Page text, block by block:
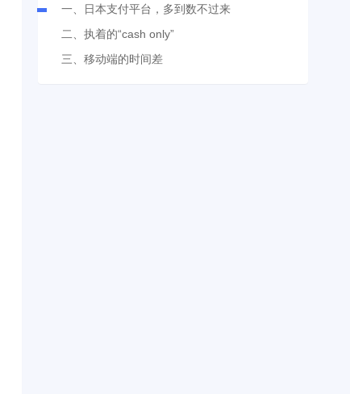
一、日本支付平台，多到数不过来
二、执着的“cash only”
三、移动端的时间差